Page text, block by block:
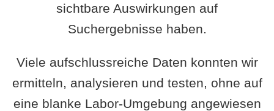
sichtbare Auswirkungen auf
Suchergebnisse haben.
Viele aufschlussreiche Daten konnten wir
ermitteln, analysieren und testen, ohne auf
eine blanke Labor-Umgebung angewiesen